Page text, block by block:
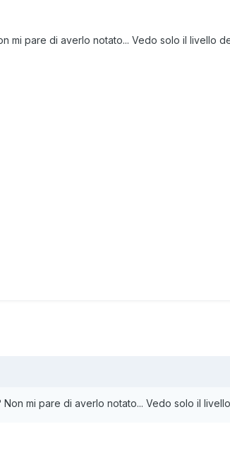
mi pare di averlo notato... Vedo solo il livello
mi pare di averlo notato... Vedo solo il